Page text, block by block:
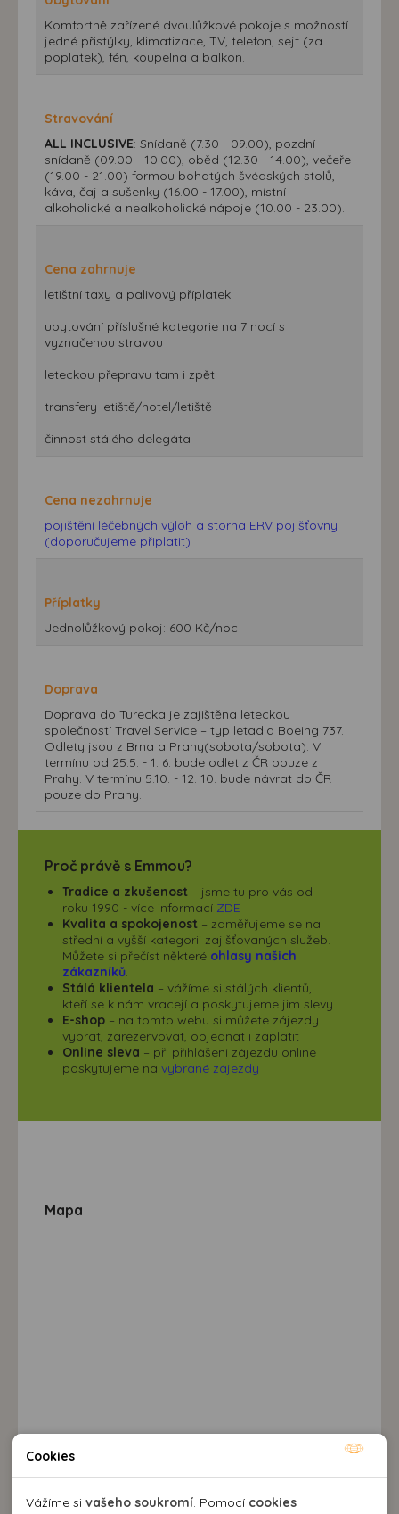
Komfortně zařízené dvoulůžkové pokoje s možností
jedné přistýlky, klimatizace, TV, telefon, sejf (za
poplatek), fén, koupelna a balkon.
Stravování
ALL INCLUSIVE: Snídaně (7.30 - 09.00), pozdní
snídaně (09.00 - 10.00), oběd (12.30 - 14.00), večeře
(19.00 - 21.00) formou bohatých švédských stolů,
káva, čaj a sušenky (16.00 - 17.00), místní
alkoholické a nealkoholické nápoje (10.00 - 23.00).
Cena zahrnuje
letištní taxy a palivový příplatek
ubytování příslušné kategorie na 7 nocí s
vyznačenou stravou
leteckou přepravu tam i zpět
transfery letiště/hotel/letiště
činnost stálého delegáta
Cena nezahrnuje
pojištění léčebných výloh a storna ERV pojišťovny
(doporučujeme připlatit)
Příplatky
Jednolůžkový pokoj: 600 Kč/noc
Doprava
Doprava do Turecka je zajištěna leteckou
společností Travel Service – typ letadla Boeing 737.
Odlety jsou z Brna a Prahy(sobota/sobota). V
termínu od 25.5. - 1. 6. bude odlet z ČR pouze z
Prahy. V termínu 5.10. - 12. 10. bude návrat do ČR
pouze do Prahy.
Proč právě s Emmou?
Tradice a zkušenost – jsme tu pro vás od
roku 1990 - více informací ZDE
Kvalita a spokojenost – zaměřujeme se na
střední a vyšší kategorii zajišťovaných služeb.
Můžete si přečíst některé ohlasy našich
zákazníků.
Stálá klientela – vážíme si stálých klientů,
kteří se k nám vracejí a poskytujeme jim slevy
E-shop – na tomto webu si můžete zájezdy
vybrat, zarezervovat, objednat i zaplatit
Online sleva – při přihlášení zájezdu online
poskytujeme na vybrané zájezdy
Mapa
Destinace a výlety
Cookies
Vážíme si vašeho soukromí. Pomocí cookies
Nutné cookies pomáhají, aby byla webová stránka